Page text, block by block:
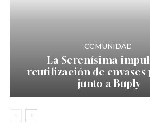
COMUNIDAD
La Serenísima
reutilización de envases
junto a Buply